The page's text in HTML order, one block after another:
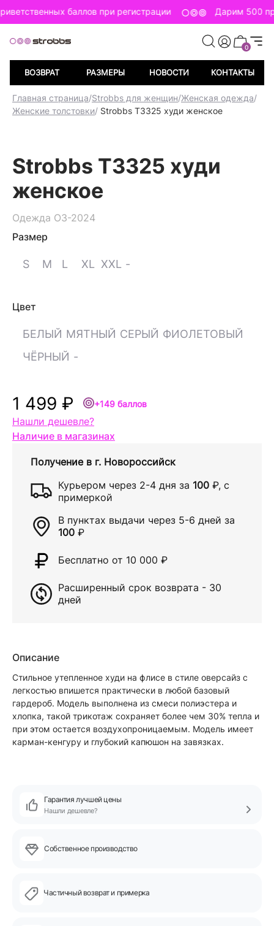
баллов при регистрации Дарим 500
0
ВОЗВРАТ РАЗМЕРЫ НОВОСТИ КОНТАКТЫ
Главная страница/Strobbs для женщин/Женская одежда/
Женские толстовки/ Strobbs T3325 худи женское
Strobbs T3325 худи
женское
Одежда ОЗ-2024
Размер
S M L XL XXL -
Цвет
БЕЛЫЙ МЯТНЫЙ СЕРЫЙ ФИОЛЕТОВЫЙ
ЧЁРНЫЙ -
1 499 ₽ +149 баллов
Нашли дешевле?
Наличие в магазинах
Получение в г. Новороссийск
Курьером через 2-4 дня за 100 ₽, с
примеркой
В пунктах выдачи через 5-6 дней за
100 ₽
Бесплатно от 10 000 ₽
Расширенный срок возврата - 30
дней
Описание
Стильное утепленное худи на флисе в стиле оверсайз с
легкостью впишется практически в любой базовый
гардероб. Модель выполнена из смеси полиэстера и
хлопка, такой трикотаж сохраняет более чем 30% тепла и
при этом остается воздухопроницаемым. Модель имеет
карман-кенгуру и глубокий капюшон на завязках.
Гарантия лучшей цены
Нашли дешевле?
Собственное производство
Частичный возврат и примерка